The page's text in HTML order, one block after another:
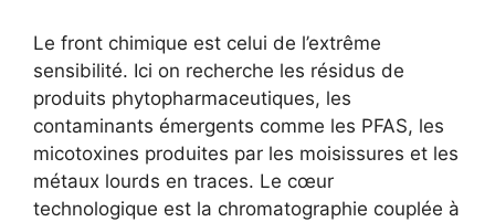
Le front chimique est celui de l’extrême
sensibilité. Ici on recherche les résidus de
produits phytopharmaceutiques, les
contaminants émergents comme les PFAS, les
micotoxines produites par les moisissures et les
métaux lourds en traces. Le cœur
technologique est la chromatographie couplée à